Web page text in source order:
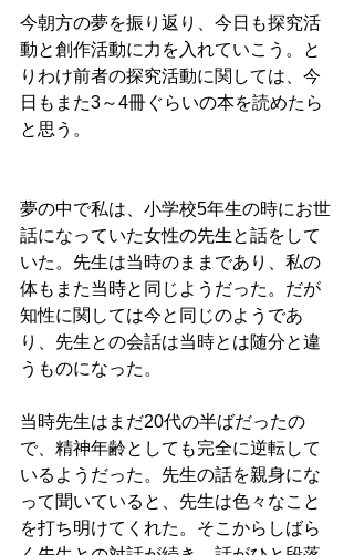
今朝方の夢を振り返り、今日も探究活
動と創作活動に力を入れていこう。と
りわけ前者の探究活動に関しては、今
日もまた3～4冊ぐらいの本を読めたら
と思う。
夢の中で私は、小学校5年生の時にお世
話になっていた女性の先生と話をして
いた。先生は当時のままであり、私の
体もまた当時と同じようだった。だが
知性に関しては今と同じのようであ
り、先生との会話は当時とは随分と違
うものになった。
当時先生はまだ20代の半ばだったの
で、精神年齢としても完全に逆転して
いるようだった。先生の話を親身にな
って聞いていると、先生は色々なこと
を打ち明けてくれた。そこからしばら